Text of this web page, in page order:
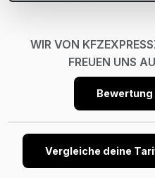
WIR VON
FREUEN UNS
Vergleiche deine